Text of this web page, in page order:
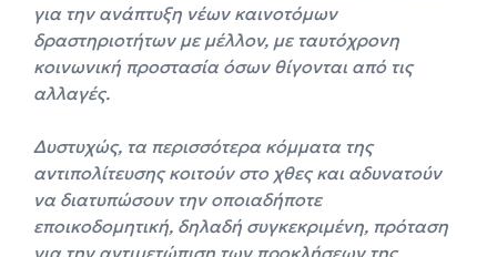
για την ανάπτυξη νέων καινοτόμων
δραστηριοτήτων με μέλλον, με ταυτόχρονη
κοινωνική προστασία όσων θίγονται από τις
αλλαγές.
Δυστυχώς, τα περισσότερα κόμματα της
αντιπολίτευσης κοιτούν στο χθες και αδυνατούν
να διατυπώσουν την οποιαδήποτε
εποικοδομητική, δηλαδή συγκεκριμένη, πρόταση
για την αντιμετώπιση των προκλήσεων της